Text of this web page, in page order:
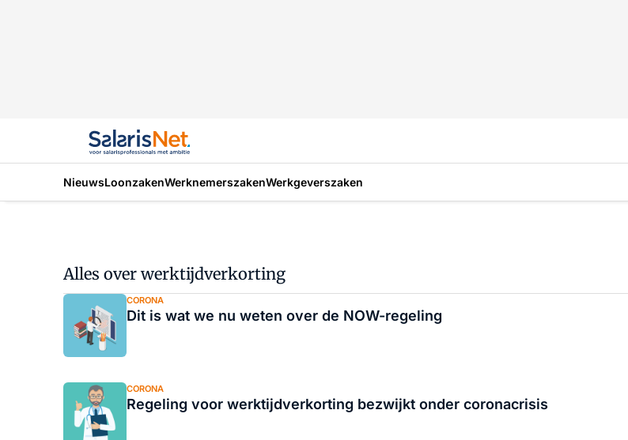
NieuwsLoonzakenWerknemerszakenWerkgeverszaken
Alles over werktijdverkorting
CORONA
Dit is wat we nu weten over de NOW-regeling
CORONA
Regeling voor werktijdverkorting bezwijkt onder coronacrisis